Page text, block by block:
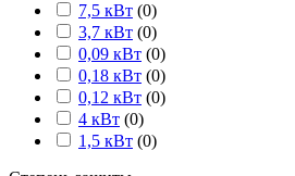
7,5 кВт (0)
3,7 кВт (0)
0,09 кВт (0)
0,18 кВт (0)
0,12 кВт (0)
4 кВт (0)
1,5 кВт (0)